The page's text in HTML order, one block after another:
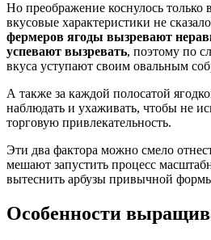
Но преображение коснулось
вкусовые характеристики не
фермеров ягоды вызревают
успевают вызревать, поэтому по
вкуса уступают своим овальным
А также за каждой полосатой
наблюдать и ухаживать, чтобы не
торговую привлекательность.
Эти два фактора можно смело
мешают запустить процесс
вытеснить арбузы привычной
Особенности